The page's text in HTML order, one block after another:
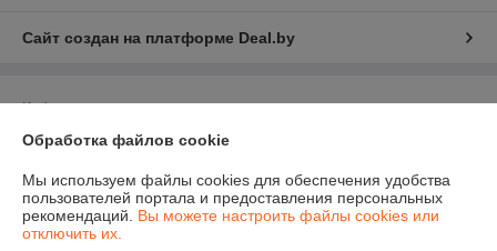
Сайт создан на платформе Deal.by
Информация для покупателя
Юридическое лицо:ЧПТУП "Белфрезмет"
Регистрационный номер ЕГР: 191499355
УНП: 191499355
Обработка файлов cookie
Мы используем файлы cookies для обеспечения удобства
пользователей портала и предоставления персональных
рекомендаций. Вы можете настроить файлы cookies или
отключить их.